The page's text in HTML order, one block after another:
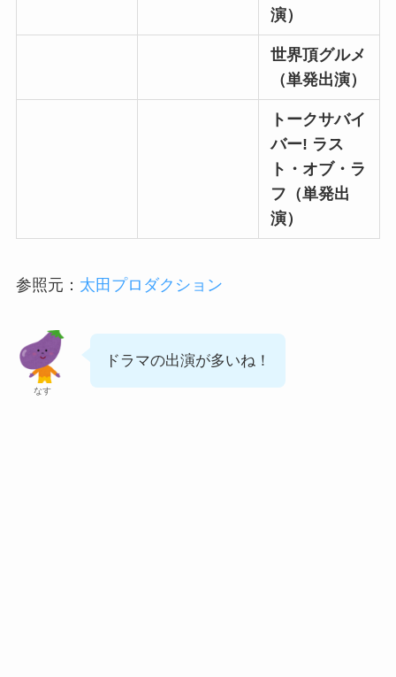
演）
世界頂グルメ
（単発出演）
トークサバイ
バー! ラス
ト・オブ・ラ
フ（単発出
演）
参照元： 太田プロダクション
なす
ドラマの出演が多いね！